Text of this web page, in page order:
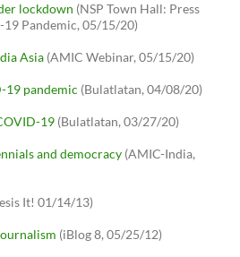
lockdown (NSP Town Hall: Press
Pandemic, 05/15/20)
Asia (AMIC Webinar, 05/15/20)
19 pandemic (Bulatlatan, 04/08/20)
19 (Bulatlatan, 03/27/20)
and democracy (AMIC-India,
It! 01/14/13)
(iBlog 8, 05/25/12)